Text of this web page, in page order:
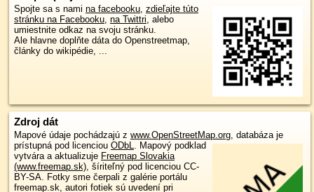
Spojte sa s nami na facebooku, zdieľajte túto
stránku na Facebooku, na Twittri, alebo
umiestnite odkaz na svoju stránku.
Ale hlavne doplňte dáta do Openstreetmap,
články do wikipédie, ...
Zdroj dát
Mapové údaje pochádzajú z www.OpenStreetMap.org, databáza je
prístupná pod licenciou ODbL. Mapový podklad
vytvára a aktualizuje Freemap Slovakia
(www.freemap.sk), šíriteľný pod licenciou CC-
BY-SA. Fotky sme čerpali z galérie portálu
freemap.sk, autori fotiek sú uvedení pri